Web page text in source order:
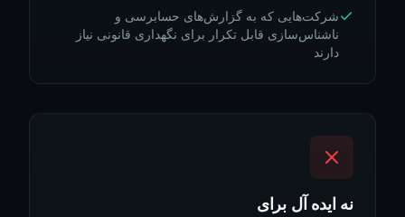
شرکت‌هایی که به گزارش‌های حسابرسی و
ناشناس‌سازی قابل تکرار برای نگهداری قانونی نیاز
دارند
نه ایده آل برای